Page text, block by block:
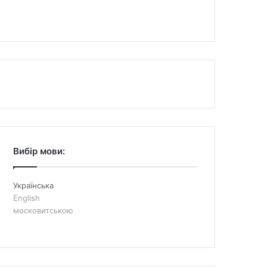
Вибір мови:
Українська
English
московитською